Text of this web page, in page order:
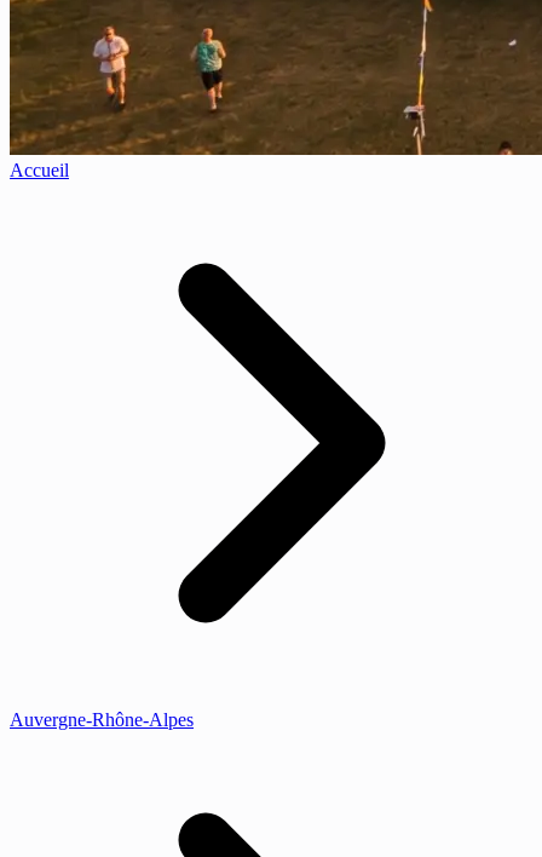
Accueil
Auvergne-Rhône-Alpes